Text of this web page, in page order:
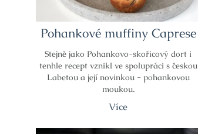
Pohankové muffiny Caprese
Stejně jako Pohankovo-skořicový dort i
tenhle recept vznikl ve spolupráci s českou
Labetou a její novinkou - pohankovou
moukou.
Více